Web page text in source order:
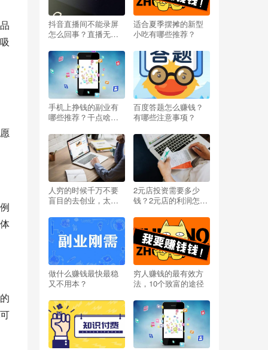
抖音直播间不能录屏
怎么回事？直播无法
适合夏季摆摊的新型
小吃有哪些推荐？
手机上挣钱的副业有
哪些推荐？干点啥能
百度答题怎么赚钱？
有哪些注意事项？
人穷的时候千万不要
盲目的去创业，太扎
2元店投资需要多少
钱？2元店的利润怎么
钱？
做什么赚钱最快最稳
又不用本？
穷人赚钱的最有效方
法，10个致富的途径